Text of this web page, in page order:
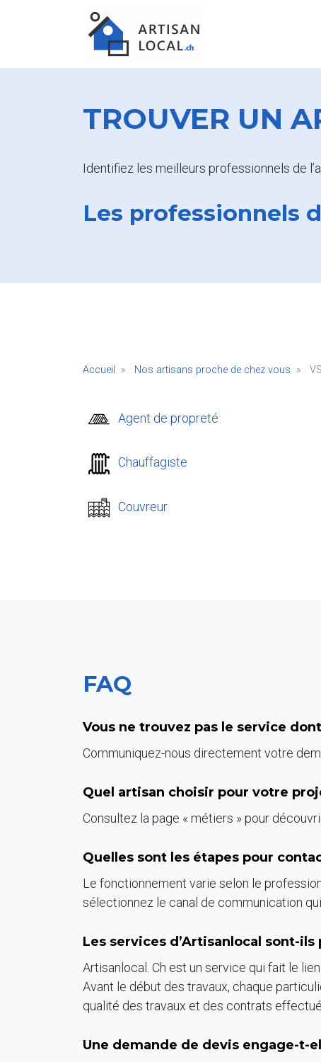
TROUVER UN
Identifiez les meilleurs professionnels de
Les professionnels
Accueil Nos artisans proche de chez vous
Agent de propreté
Chauffagiste
Couvreur
FAQ
Vous ne trouvez pas le service
Communiquez-nous directement votre
Quel artisan choisir pour votre
Consultez la page « métiers » pour
Quelles sont les étapes pour
Le fonctionnement varie selon le
sélectionnez le canal de communication
Les services d’Artisanlocal sont-
Artisanlocal. Ch est un service qui fait le
Avant le début des travaux, chaque
qualité des travaux et des contrats
Une demande de devis engage-t-